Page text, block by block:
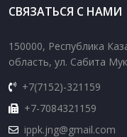
СВЯЗАТЬСЯ С НАМИ
150000, Республика
область, ул. Сабита
+7(7152)-321159
+7-7084321159
ippk.jng@gmail.com